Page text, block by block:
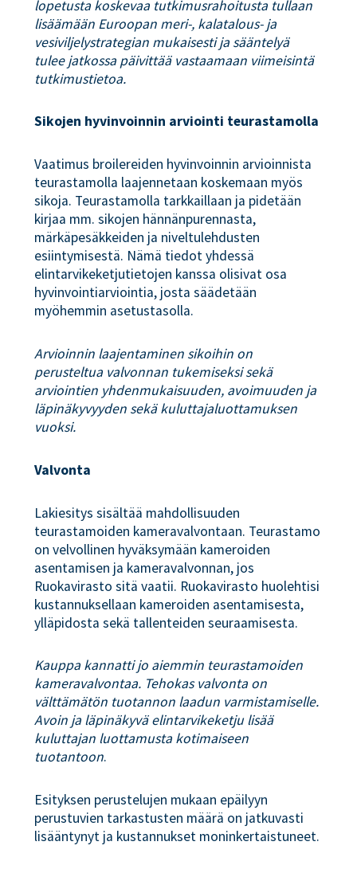
lopetusta koskevaa tutkimusrahoitusta tullaan
lisäämään Euroopan meri-, kalatalous- ja
vesiviljelystrategian mukaisesti ja sääntelyä
tulee jatkossa päivittää vastaamaan viimeisintä
tutkimustietoa.
Sikojen hyvinvoinnin arviointi teurastamolla
Vaatimus broilereiden hyvinvoinnin arvioinnista
teurastamolla laajennetaan koskemaan myös
sikoja. Teurastamolla tarkkaillaan ja pidetään
kirjaa mm. sikojen hännänpurennasta,
märkäpesäkkeiden ja niveltulehdusten
esiintymisestä. Nämä tiedot yhdessä
elintarvikeketjutietojen kanssa olisivat osa
hyvinvointiarviointia, josta säädetään
myöhemmin asetustasolla.
Arvioinnin laajentaminen sikoihin on
perusteltua valvonnan tukemiseksi sekä
arviointien yhdenmukaisuuden, avoimuuden ja
läpinäkyvyyden sekä kuluttajaluottamuksen
vuoksi.
Valvonta
Lakiesitys sisältää mahdollisuuden
teurastamoiden kameravalvontaan. Teurastamo
on velvollinen hyväksymään kameroiden
asentamisen ja kameravalvonnan, jos
Ruokavirasto sitä vaatii. Ruokavirasto huolehtisi
kustannuksellaan kameroiden asentamisesta,
ylläpidosta sekä tallenteiden seuraamisesta.
Kauppa kannatti jo aiemmin teurastamoiden
kameravalvontaa. Tehokas valvonta on
välttämätön tuotannon laadun varmistamiselle.
Avoin ja läpinäkyvä elintarvikeketju lisää
kuluttajan luottamusta kotimaiseen
tuotantoon.
Esityksen perustelujen mukaan epäilyyn
perustuvien tarkastusten määrä on jatkuvasti
lisääntynyt ja kustannukset moninkertaistuneet.